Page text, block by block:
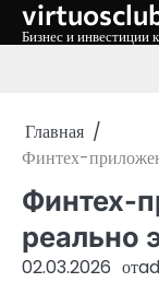
Перейти
Бизнес и инвестиции
Главная
Финтех-
Финтех-
реально
02.03.2026 от